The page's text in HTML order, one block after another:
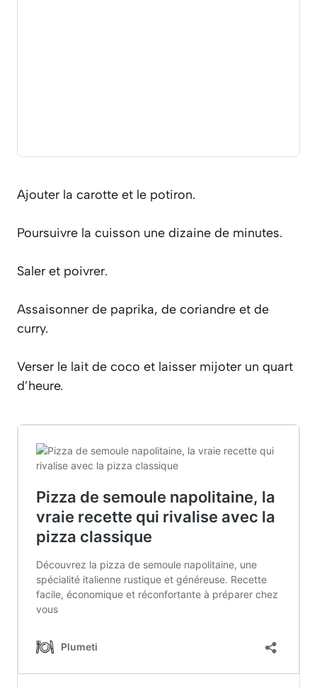
Ajouter la carotte et le potiron.
Poursuivre la cuisson une dizaine de minutes.
Saler et poivrer.
Assaisonner de paprika, de coriandre et de
curry.
Verser le lait de coco et laisser mijoter un quart
d’heure.